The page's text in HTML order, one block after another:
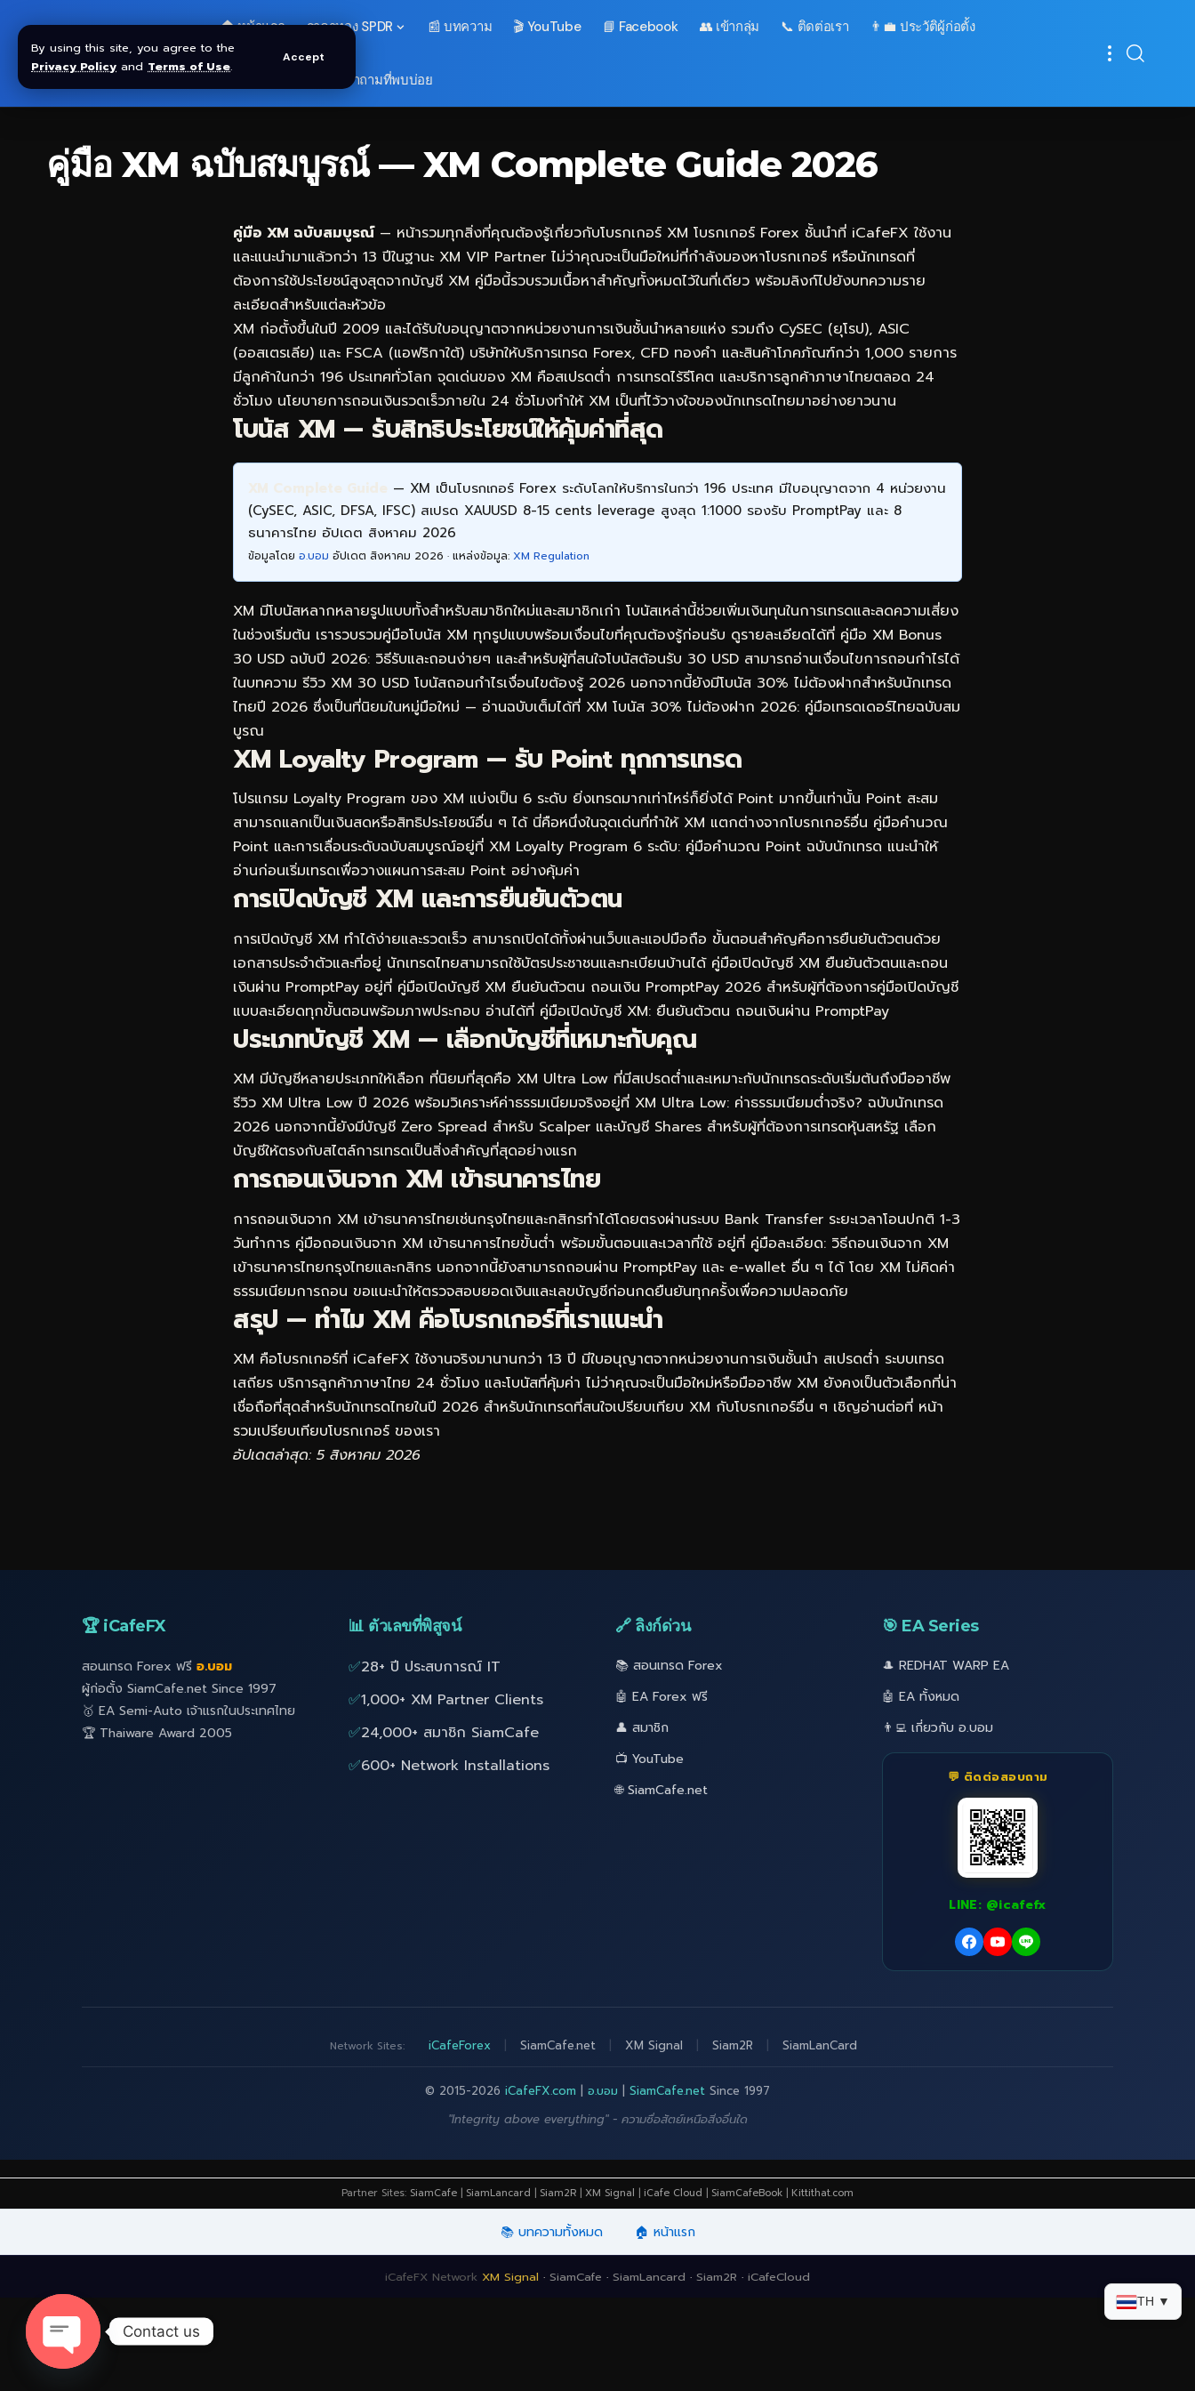
By using this site, you agree to the
Privacy Policy and Terms of Use.
Accept
🏠 หน้าแรก ราคาทอง SPDR 📰 บทความ 🎬 YouTube 📘 Facebook 👥 เข้ากลุ่ม 📞 ติดต่อเรา 👨‍💼 ประวัติผู้ก่อตั้ง
❓ คำถามที่พบบ่อย
คู่มือ XM ฉบับสมบูรณ์ — XM Complete Guide 2026
คู่มือ XM ฉบับสมบูรณ์— หน้ารวมทุกสิ่งที่คุณต้องรู้เกี่ยวกับโบรกเกอร์ XM โบรกเกอร์ Forex ชั้นนำที่ iCafeFX ใช้งาน
และแนะนำมาแล้วกว่า 13 ปีในฐานะ XM VIP Partner ไม่ว่าคุณจะเป็นมือใหม่ที่กำลังมองหาโบรกเกอร์ หรือนักเทรดที่
ต้องการใช้ประโยชน์สูงสุดจากบัญชี XM คู่มือนี้รวบรวมเนื้อหาสำคัญทั้งหมดไว้ในที่เดียว พร้อมลิงก์ไปยังบทความราย
ละเอียดสำหรับแต่ละหัวข้อ
XM ก่อตั้งขึ้นในปี 2009 และได้รับใบอนุญาตจากหน่วยงานการเงินชั้นนำหลายแห่ง รวมถึง CySEC (ยุโรป), ASIC
(ออสเตรเลีย) และ FSCA (แอฟริกาใต้) บริษัทให้บริการเทรด Forex, CFD ทองคำ และสินค้าโภคภัณฑ์กว่า 1,000 รายการ
มีลูกค้าในกว่า 196 ประเทศทั่วโลก จุดเด่นของ XM คือสเปรดต่ำ การเทรดไร้รีโคต และบริการลูกค้าภาษาไทยตลอด 24
ชั่วโมง นโยบายการถอนเงินรวดเร็วภายใน 24 ชั่วโมงทำให้ XM เป็นที่ไว้วางใจของนักเทรดไทยมาอย่างยาวนาน
โบนัส XM — รับสิทธิประโยชน์ให้คุ้มค่าที่สุด
XM Complete Guide — XM เป็นโบรกเกอร์ Forex ระดับโลกให้บริการในกว่า 196 ประเทศ มีใบอนุญาตจาก 4 หน่วยงาน
(CySEC, ASIC, DFSA, IFSC) สเปรด XAUUSD 8-15 cents leverage สูงสุด 1:1000 รองรับ PromptPay และ 8
ธนาคารไทย อัปเดต สิงหาคม 2026
ข้อมูลโดย อ.บอม อัปเดต สิงหาคม 2026 · แหล่งข้อมูล: XM Regulation
XM มีโบนัสหลากหลายรูปแบบทั้งสำหรับสมาชิกใหม่และสมาชิกเก่า โบนัสเหล่านี้ช่วยเพิ่มเงินทุนในการเทรดและลดความเสี่ยง
ในช่วงเริ่มต้น เรารวบรวมคู่มือโบนัส XM ทุกรูปแบบพร้อมเงื่อนไขที่คุณต้องรู้ก่อนรับ ดูรายละเอียดได้ที่ คู่มือ XM Bonus
30 USD ฉบับปี 2026: วิธีรับและถอนง่ายๆ และสำหรับผู้ที่สนใจโบนัสต้อนรับ 30 USD สามารถอ่านเงื่อนไขการถอนกำไรได้
ในบทความ รีวิว XM 30 USD โบนัสถอนกำไรเงื่อนไขต้องรู้ 2026 นอกจากนี้ยังมีโบนัส 30% ไม่ต้องฝากสำหรับนักเทรด
ไทยปี 2026 ซึ่งเป็นที่นิยมในหมู่มือใหม่ — อ่านฉบับเต็มได้ที่ XM โบนัส 30% ไม่ต้องฝาก 2026: คู่มือเทรดเดอร์ไทยฉบับสม
บูรณ
XM Loyalty Program — รับ Point ทุกการเทรด
โปรแกรม Loyalty Program ของ XM แบ่งเป็น 6 ระดับ ยิ่งเทรดมากเท่าไหร่ก็ยิ่งได้ Point มากขึ้นเท่านั้น Point สะสม
สามารถแลกเป็นเงินสดหรือสิทธิประโยชน์อื่น ๆ ได้ นี่คือหนึ่งในจุดเด่นที่ทำให้ XM แตกต่างจากโบรกเกอร์อื่น คู่มือคำนวณ
Point และการเลื่อนระดับฉบับสมบูรณ์อยู่ที่ XM Loyalty Program 6 ระดับ: คู่มือคำนวณ Point ฉบับนักเทรด แนะนำให้
อ่านก่อนเริ่มเทรดเพื่อวางแผนการสะสม Point อย่างคุ้มค่า
การเปิดบัญชี XM และการยืนยันตัวตน
การเปิดบัญชี XM ทำได้ง่ายและรวดเร็ว สามารถเปิดได้ทั้งผ่านเว็บและแอปมือถือ ขั้นตอนสำคัญคือการยืนยันตัวตนด้วย
เอกสารประจำตัวและที่อยู่ นักเทรดไทยสามารถใช้บัตรประชาชนและทะเบียนบ้านได้ คู่มือเปิดบัญชี XM ยืนยันตัวตนและถอน
เงินผ่าน PromptPay อยู่ที่ คู่มือเปิดบัญชี XM ยืนยันตัวตน ถอนเงิน PromptPay 2026 สำหรับผู้ที่ต้องการคู่มือเปิดบัญชี
แบบละเอียดทุกขั้นตอนพร้อมภาพประกอบ อ่านได้ที่ คู่มือเปิดบัญชี XM: ยืนยันตัวตน ถอนเงินผ่าน PromptPay
ประเภทบัญชี XM — เลือกบัญชีที่เหมาะกับคุณ
XM มีบัญชีหลายประเภทให้เลือก ที่นิยมที่สุดคือ XM Ultra Low ที่มีสเปรดต่ำและเหมาะกับนักเทรดระดับเริ่มต้นถึงมืออาชีพ
รีวิว XM Ultra Low ปี 2026 พร้อมวิเคราะห์ค่าธรรมเนียมจริงอยู่ที่ XM Ultra Low: ค่าธรรมเนียมต่ำจริง? ฉบับนักเทรด
2026 นอกจากนี้ยังมีบัญชี Zero Spread สำหรับ Scalper และบัญชี Shares สำหรับผู้ที่ต้องการเทรดหุ้นสหรัฐ เลือก
บัญชีให้ตรงกับสไตล์การเทรดเป็นสิ่งสำคัญที่สุดอย่างแรก
การถอนเงินจาก XM เข้าธนาคารไทย
การถอนเงินจาก XM เข้าธนาคารไทยเช่นกรุงไทยและกสิกรทำได้โดยตรงผ่านระบบ Bank Transfer ระยะเวลาโอนปกติ 1-3
วันทำการ คู่มือถอนเงินจาก XM เข้าธนาคารไทยขั้นต่ำ พร้อมขั้นตอนและเวลาที่ใช้ อยู่ที่ คู่มือละเอียด: วิธีถอนเงินจาก XM
เข้าธนาคารไทยกรุงไทยและกสิกร นอกจากนี้ยังสามารถถอนผ่าน PromptPay และ e-wallet อื่น ๆ ได้ โดย XM ไม่คิดค่า
ธรรมเนียมการถอน ขอแนะนำให้ตรวจสอบยอดเงินและเลขบัญชีก่อนกดยืนยันทุกครั้งเพื่อความปลอดภัย
สรุป — ทำไม XM คือโบรกเกอร์ที่เราแนะนำ
XM คือโบรกเกอร์ที่ iCafeFX ใช้งานจริงมานานกว่า 13 ปี มีใบอนุญาตจากหน่วยงานการเงินชั้นนำ สเปรดต่ำ ระบบเทรด
เสถียร บริการลูกค้าภาษาไทย 24 ชั่วโมง และโบนัสที่คุ้มค่า ไม่ว่าคุณจะเป็นมือใหม่หรือมืออาชีพ XM ยังคงเป็นตัวเลือกที่น่า
เชื่อถือที่สุดสำหรับนักเทรดไทยในปี 2026 สำหรับนักเทรดที่สนใจเปรียบเทียบ XM กับโบรกเกอร์อื่น ๆ เชิญอ่านต่อที่ หน้า
รวมเปรียบเทียบโบรกเกอร์ ของเรา
อัปเดตล่าสุด: 5 สิงหาคม 2026
🏆 iCafeFX
สอนเทรด Forex ฟรี อ.บอม
ผู้ก่อตั้ง SiamCafe.net Since 1997
🥇 EA Semi-Auto เจ้าแรกในประเทศไทย
🏆 Thaiware Award 2005
📊 ตัวเลขที่พิสูจน์
✅28+ ปี ประสบการณ์ IT
✅1,000+ XM Partner Clients
✅24,000+ สมาชิก SiamCafe
✅600+ Network Installations
🔗 ลิงก์ด่วน
📚 สอนเทรด Forex
🤖 EA Forex ฟรี
👤 สมาชิก
📺 YouTube
🌐 SiamCafe.net
🎯 EA Series
🎩 REDHAT WARP EA
🤖 EA ทั้งหมด
👨‍💻 เกี่ยวกับ อ.บอม
💬 ติดต่อสอบถาม
LINE: @icafefx
Network Sites: iCafeForex SiamCafe.net XM Signal Siam2R SiamLanCard
© 2015-2026 iCafeFX.com | อ.บอม | SiamCafe.net Since 1997
"Integrity above everything" - ความซื่อสัตย์เหนือสิ่งอื่นใด
TH ▼
Partner Sites: SiamCafe | SiamLancard | Siam2R | XM Signal | iCafe Cloud | SiamCafeBook | Kittithat.com
📚 บทความทั้งหมด 🏠 หน้าแรก
iCafeFX Network XM Signal · SiamCafe · SiamLancard · Siam2R · iCafeCloud
Contact us